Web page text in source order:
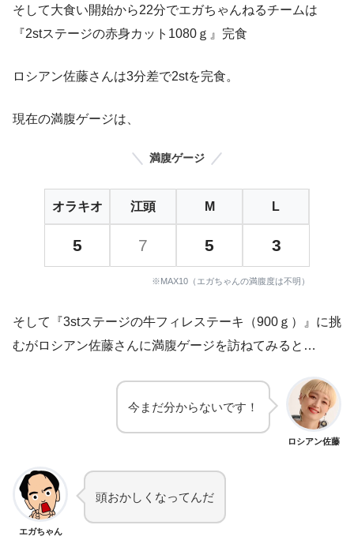
そして大食い開始から22分でエガちゃんねるチームは
『2stステージの赤身カット1080ｇ』完食
ロシアン佐藤さんは3分差で2stを完食。
現在の満腹ゲージは、
満腹ゲージ
オラキオ 江頭 M L
5 7 5 3
※MAX10（エガちゃんの満腹度は不明）
そして『3stステージの牛フィレステーキ（900ｇ）』に挑
むがロシアン佐藤さんに満腹ゲージを訪ねてみると…
ロシアン佐藤
今まだ分からないです！
エガちゃん
頭おかしくなってんだ